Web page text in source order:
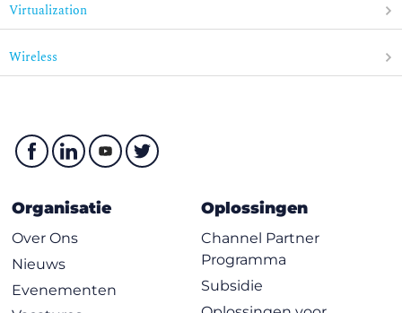
Virtualization
Wireless
Organisatie
Over Ons
Nieuws
Evenementen
Oplossingen
Channel Partner
Programma
Subsidie